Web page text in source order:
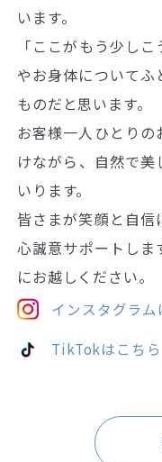
います。
「ここがもう少し
やお身体についてふ
ものだと思います。
お客様一人ひとり
けながら、自然で
いります。
皆さまが笑顔と自
心誠意サポートし
にお越しください。
インスタグラム
TikTokはこちら